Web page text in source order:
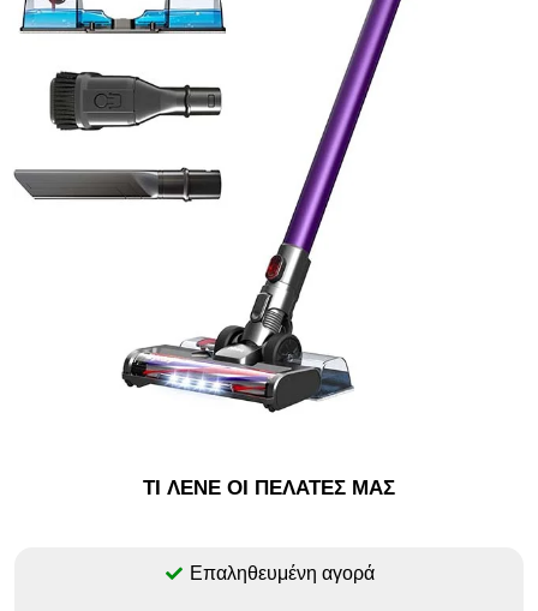
ΤΙ ΛΕΝΕ ΟΙ ΠΕΛΑΤΕΣ ΜΑΣ
Επαληθευμένη αγορά